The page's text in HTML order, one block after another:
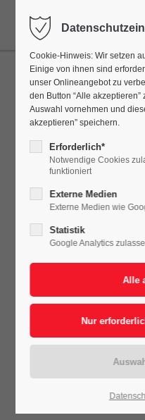
Cookie-Hinweis: Wir setzen
Einige von ihnen sind
unser Onlineangebot zu
den Button “Alle
Auswahl vornehmen und
akzeptieren” speichern.
Erforderlich*
Notwendige Cookies
funktioniert
Externe Medien
Externe Medien wie
Statistik
Google Analytics